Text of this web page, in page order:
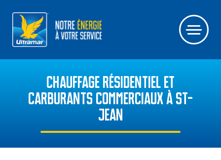
CHAUFFAGE RÉSIDENTIEL ET
CARBURANTS COMMERCIAUX À ST-
JEAN